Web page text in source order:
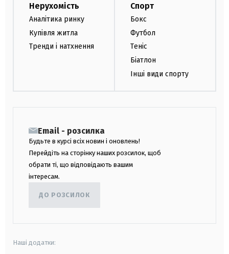
Нерухомість
Аналітика ринку
Купівля житла
Тренди і натхнення
Спорт
Бокс
Футбол
Теніс
Біатлон
Інші види спорту
Email - розсилка
Будьте в курсі всіх новин і оновлень!
Перейдіть на сторінку наших розсилок, щоб
обрати ті, що відповідають вашим
інтересам.
ДО РОЗСИЛОК
Наші додатки: